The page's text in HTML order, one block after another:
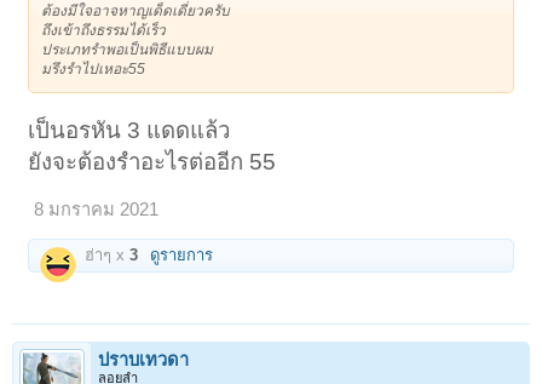
ต้องมีใจอาจหาญเด็ดเดี่ยวครับ
ถึงเข้าถึงธรรมได้เร็ว
ประเภทรำพอเป็นพิธีแบบผม
มรึงรำไปเหอะ55
เป็นอรหัน 3 แดดแล้ว
ยังจะต้องรำอะไรต่ออีก 55
8 มกราคม 2021
ฮ่าๆ x3 ดูรายการ
ปราบเทวดา
ลอยลำ